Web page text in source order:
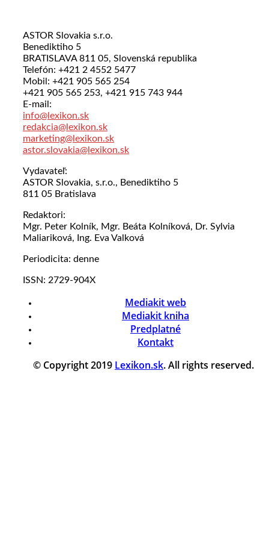
ASTOR Slovakia s.r.o.
Benediktiho 5
BRATISLAVA 811 05, Slovenská republika
Telefón: +421 2 4552 5477
Mobil: +421 905 565 254
+421 905 565 253, +421 915 743 944
E-mail:
info@lexikon.sk
redakcia@lexikon.sk
marketing@lexikon.sk
astor.slovakia@lexikon.sk
Vydavateľ:
ASTOR Slovakia, s.r.o., Benediktiho 5
811 05 Bratislava
Redaktori:
Mgr. Peter Kolník, Mgr. Beáta Kolníková, Dr. Sylvia
Maliariková, Ing. Eva Valková
Periodicita: denne
ISSN: 2729-904X
Mediakit web
Mediakit kniha
Predplatné
Kontakt
© Copyright 2019 Lexikon.sk. All rights reserved.